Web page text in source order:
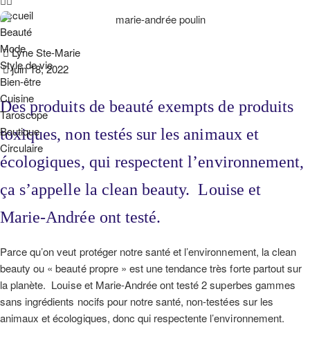
Accueil
Beauté
Mode
Style de vie
Bien-être
Cuisine
Taroscope
Boutique
Circulaire
Lyne Ste-Marie
juin 18, 2022
Des produits de beauté exempts de produits
toxiques, non testés sur les animaux et
écologiques, qui respectent l’environnement,
ça s’appelle la clean beauty. Louise et
Marie-Andrée ont testé.
Parce qu’on veut protéger notre santé et l’environnement, la clean
beauty ou « beauté propre » est une tendance très forte partout sur
la planète. Louise et Marie-Andrée ont testé 2 superbes gammes
sans ingrédients nocifs pour notre santé, non-testées sur les
animaux et écologiques, donc qui respectente l’environnement.